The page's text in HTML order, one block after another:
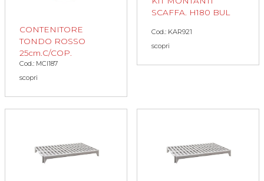
CONTENITORE
TONDO ROSSO
25cm.C/COP.
Cod.: MCI187
scopri
SCAFFA. H180 BUL
Cod.: KAR921
scopri